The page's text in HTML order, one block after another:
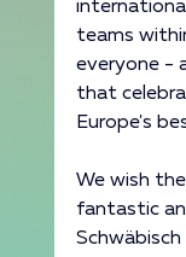
teams
everyone -
that
Europe's
We wish
fantastic